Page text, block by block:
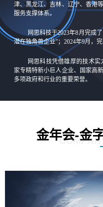
津、黑龙江、吉林、辽宁、香港
服务支撑体系。
网思科技于2023年8月完成
潜在独角兽企业”；2024年9月，
网思科技凭借雄厚的技术
家专精特新小巨人企业、国家高
多项政府和行业的重要荣誉。
金年会-金